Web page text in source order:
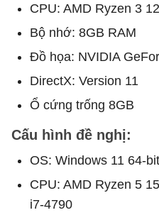
CPU: AMD Ryzen 3
Bộ nhớ: 8GB RAM
Đồ họa: NVIDIA
DirectX: Version 11
Ổ cứng trống 8GB
Cấu hình đề nghị:
OS: Windows 11 64-bit
CPU: AMD Ryzen 5
i7-4790